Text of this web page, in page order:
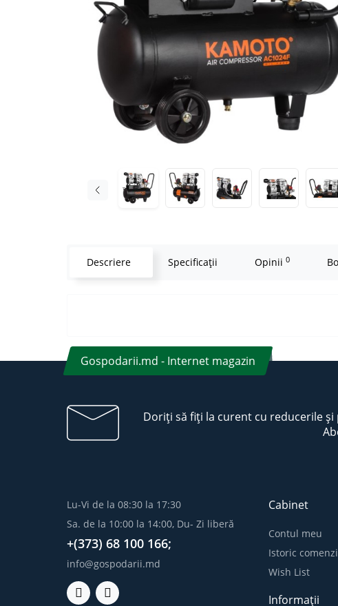
Descriere Specificaţii Opinii 0
Gospodarii.md - Internet magazin
Doriți să fiți la curent cu reducerile
Lu-Vi de la 08:30 la 17:30
Sa. de la 10:00 la 14:00, Du- Zi liberă
+(373) 68 100 166;
info@gospodarii.md
Cabinet
Contul meu
Istoric comenzi
Wish List
Informații